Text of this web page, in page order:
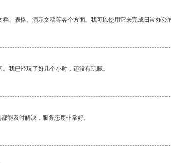
、表格、演示文稿等各个方面。我可以使用它来完成日常办公
我已经玩了好几个小时，还没有玩腻。
能及时解决，服务态度非常好。